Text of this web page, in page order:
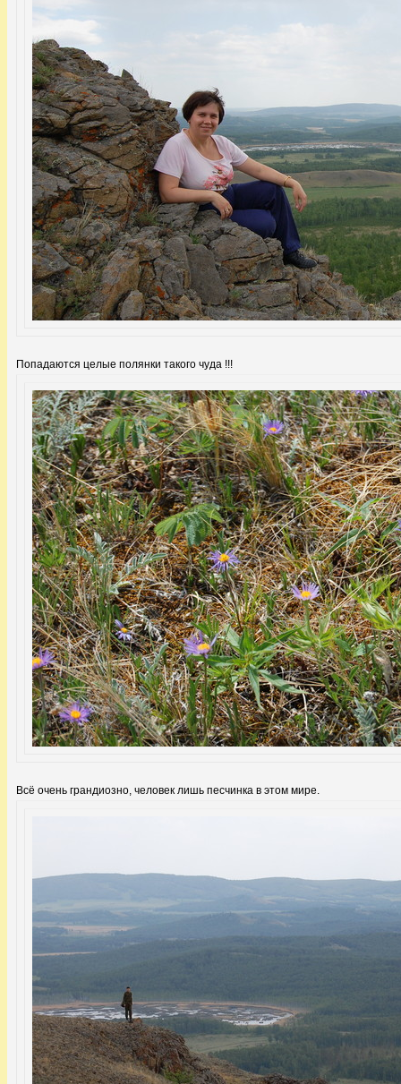
Попадаются целые полянки такого чуда !!!
Всё очень грандиозно, человек лишь песчинка в этом мире.